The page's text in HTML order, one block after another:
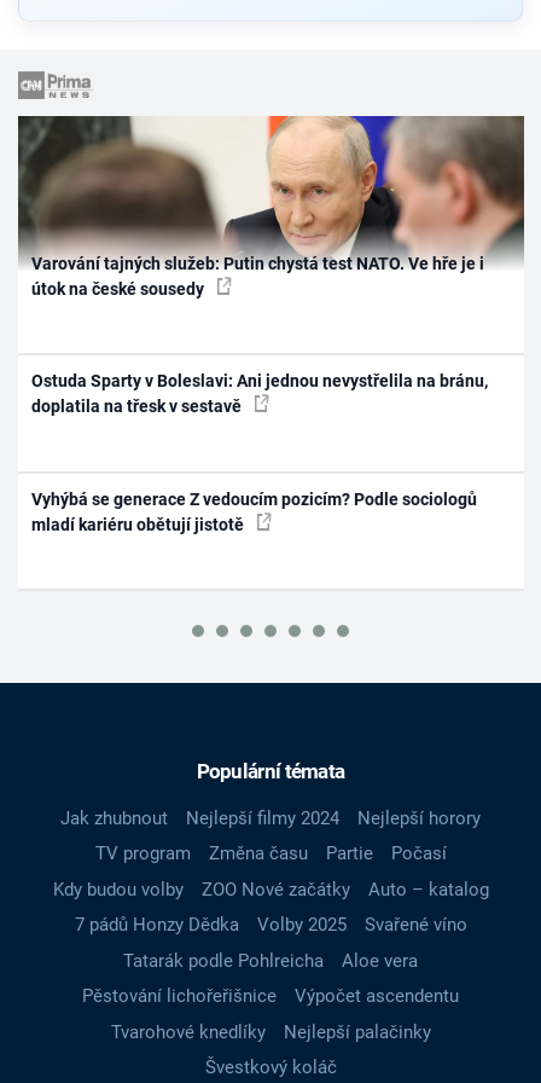
Varování tajných služeb: Putin chystá test NATO. Ve hře je i
útok na české sousedy
Ostuda Sparty v Boleslavi: Ani jednou nevystřelila na bránu,
doplatila na třesk v sestavě
Vyhýbá se generace Z vedoucím pozicím? Podle sociologů
mladí kariéru obětují jistotě
Populární témata
Jak zhubnout Nejlepší filmy 2024
Nejlepší horory
TV program
Změna času Partie
Počasí
Kdy budou volby
ZOO Nové začátky
Auto – katalog
7 pádů Honzy Dědka
Volby 2025
Svařené víno
Tatarák podle Pohlreicha
Aloe vera
Pěstování lichořeřišnice
Výpočet ascendentu
Tvarohové knedlíky
Nejlepší palačinky
Švestkový koláč